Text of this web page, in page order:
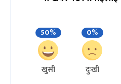
50%
खुसी
0%
दुःखी